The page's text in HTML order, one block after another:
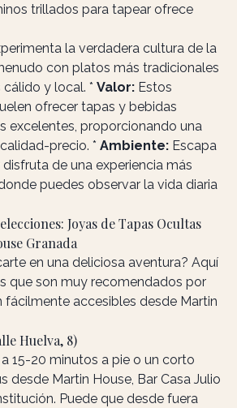
trillados para tapear ofrece
la verdadera cultura de la
con platos más tradicionales
y local. * Valor: Estos
ofrecer tapas y bebidas
excelentes, proporcionando una
precio. * Ambiente: Escapa
de una experiencia más
puedes observar la vida diaria
Joyas de Tapas Ocultas
Granada
en una deliciosa aventura? Aquí
que son muy recomendados por
fácilmente accesibles desde Martin
Huelva, 8)
15-20 minutos a pie o un corto
desde Martin House, Bar Casa Julio
Puede que desde fuera